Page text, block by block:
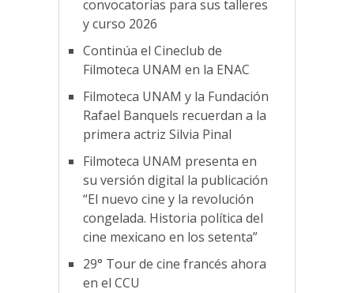
convocatorias para sus talleres
y curso 2026
Continúa el Cineclub de
Filmoteca UNAM en la ENAC
Filmoteca UNAM y la Fundación
Rafael Banquels recuerdan a la
primera actriz Silvia Pinal
Filmoteca UNAM presenta en
su versión digital la publicación
“El nuevo cine y la revolución
congelada. Historia política del
cine mexicano en los setenta”
29° Tour de cine francés ahora
en el CCU